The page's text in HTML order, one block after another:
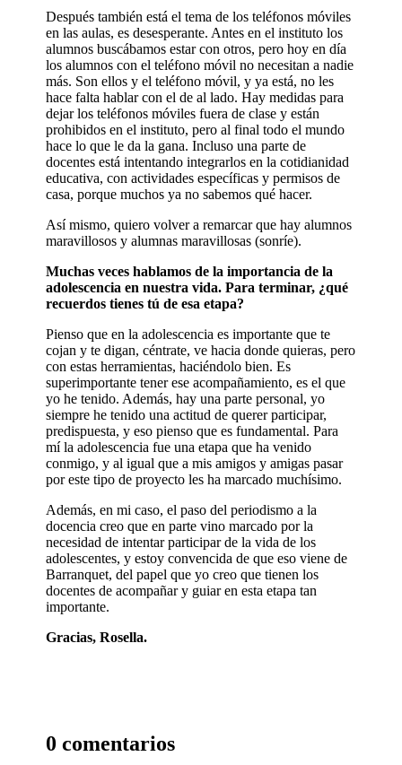
Después también está el tema de los teléfonos móviles
en las aulas, es desesperante. Antes en el instituto los
alumnos buscábamos estar con otros, pero hoy en día
los alumnos con el teléfono móvil no necesitan a nadie
más. Son ellos y el teléfono móvil, y ya está, no les
hace falta hablar con el de al lado. Hay medidas para
dejar los teléfonos móviles fuera de clase y están
prohibidos en el instituto, pero al final todo el mundo
hace lo que le da la gana. Incluso una parte de
docentes está intentando integrarlos en la cotidianidad
educativa, con actividades específicas y permisos de
casa, porque muchos ya no sabemos qué hacer.
Así mismo, quiero volver a remarcar que hay alumnos
maravillosos y alumnas maravillosas (sonríe).
Muchas veces hablamos de la importancia de la
adolescencia en nuestra vida. Para terminar, ¿qué
recuerdos tienes tú de esa etapa?
Pienso que en la adolescencia es importante que te
cojan y te digan, céntrate, ve hacia donde quieras, pero
con estas herramientas, haciéndolo bien. Es
superimportante tener ese acompañamiento, es el que
yo he tenido. Además, hay una parte personal, yo
siempre he tenido una actitud de querer participar,
predispuesta, y eso pienso que es fundamental. Para
mí la adolescencia fue una etapa que ha venido
conmigo, y al igual que a mis amigos y amigas pasar
por este tipo de proyecto les ha marcado muchísimo.
Además, en mi caso, el paso del periodismo a la
docencia creo que en parte vino marcado por la
necesidad de intentar participar de la vida de los
adolescentes, y estoy convencida de que eso viene de
Barranquet, del papel que yo creo que tienen los
docentes de acompañar y guiar en esta etapa tan
importante.
Gracias, Rosella.
0 comentarios